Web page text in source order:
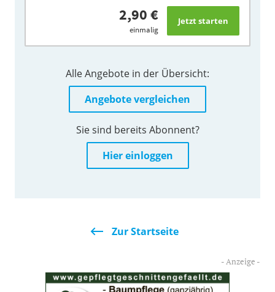
2,90 €
einmalig
Alle Angebote in der Übersicht:
Angebote vergleichen
Sie sind bereits Abonnent?
Hier einloggen
Zur Startseite